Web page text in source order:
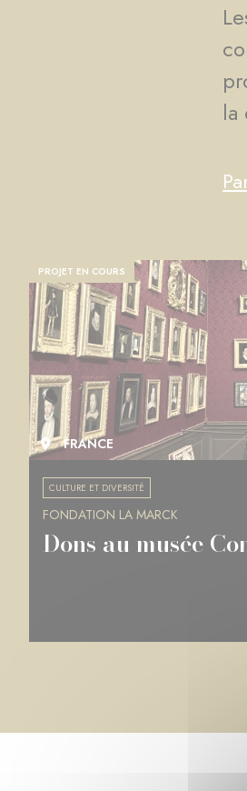
PROJET EN COURS
FRANCE
CULTURE ET DIVERSITÉ
FONDATION LA MARCK
Dons à la BnF